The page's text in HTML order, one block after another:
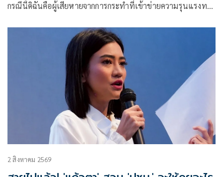
กรณีนี้ดิฉันคือผู้เสียหายจากการกระทำที่เข้าข่ายความรุนแรงทาง
2 สิงหาคม 2569